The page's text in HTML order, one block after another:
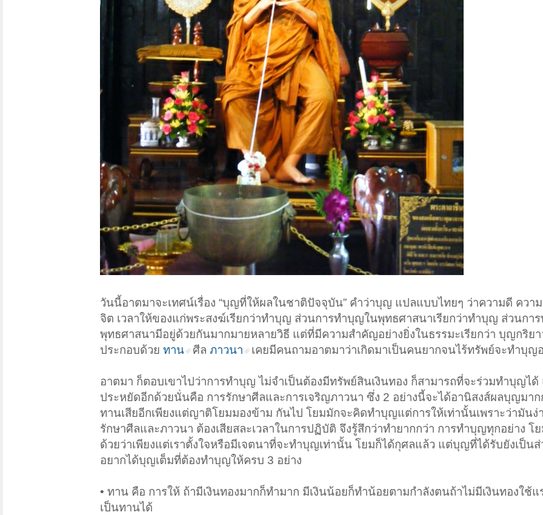
วันนี้อาตมาจะเทศน์เรื่อง “บุญที่ให้ผลในชาติปัจจุบัน” คำว่าบุญ แปลแบบไทยๆ ว่าความดี ควา
จิต เวลาให้ของแก่พระสงฆ์เรียกว่าทำบุญ ส่วนการทำบุญในพุทธศาสนาเรียกว่าทำบุญ ส่วนกา
พุทธศาสนามีอยู่ด้วยกันมากมายหลายวิธี แต่ที่มีความสำคัญอย่างยิ่งในธรรมะเรียกว่า บุญกริย
ประกอบด้วย ทาน ศีล ภาวนา เคยมีคนถามอาตมาว่าเกิดมาเป็นคนยากจนไร้ทรัพย์จะทำบุญ
อาตมา ก็ตอบเขาไปว่าการทำบุญ ไม่จำเป็นต้องมีทรัพย์สินเงินทอง ก็สามารถที่จะร่วมทำบุญได้
ประหยัดอีกด้วยนั่นคือ การรักษาศีลและการเจริญภาวนา ซึ่ง 2 อย่างนี้จะได้อานิสงส์ผลบุญมาก
ทานเสียอีกเพียงแต่ญาติโยมมองข้าม กันไป โยมมักจะคิดทำบุญแต่การให้เท่านั้นเพราะว่ามันง่
รักษาศีลและภาวนา ต้องเสียสละเวลาในการปฏิบัติ จึงรู้สึกว่าทำยากกว่า การทำบุญทุกอย่าง โย
ด้วยว่าเพียงแต่เราตั้งใจหรือมีเจตนาที่จะทำบุญเท่านั้น โยมก็ได้กุศลแล้ว แต่บุญที่ได้รับยังเป็น
อยากได้บุญเต็มที่ต้องทำบุญให้ครบ 3 อย่าง
• ทาน คือ การให้ ถ้ามีเงินทองมากก็ทำมาก มีเงินน้อยก็ทำน้อยตามกำลังตนถ้าไม่มีเงินทองใช้แ
เป็นทานได้